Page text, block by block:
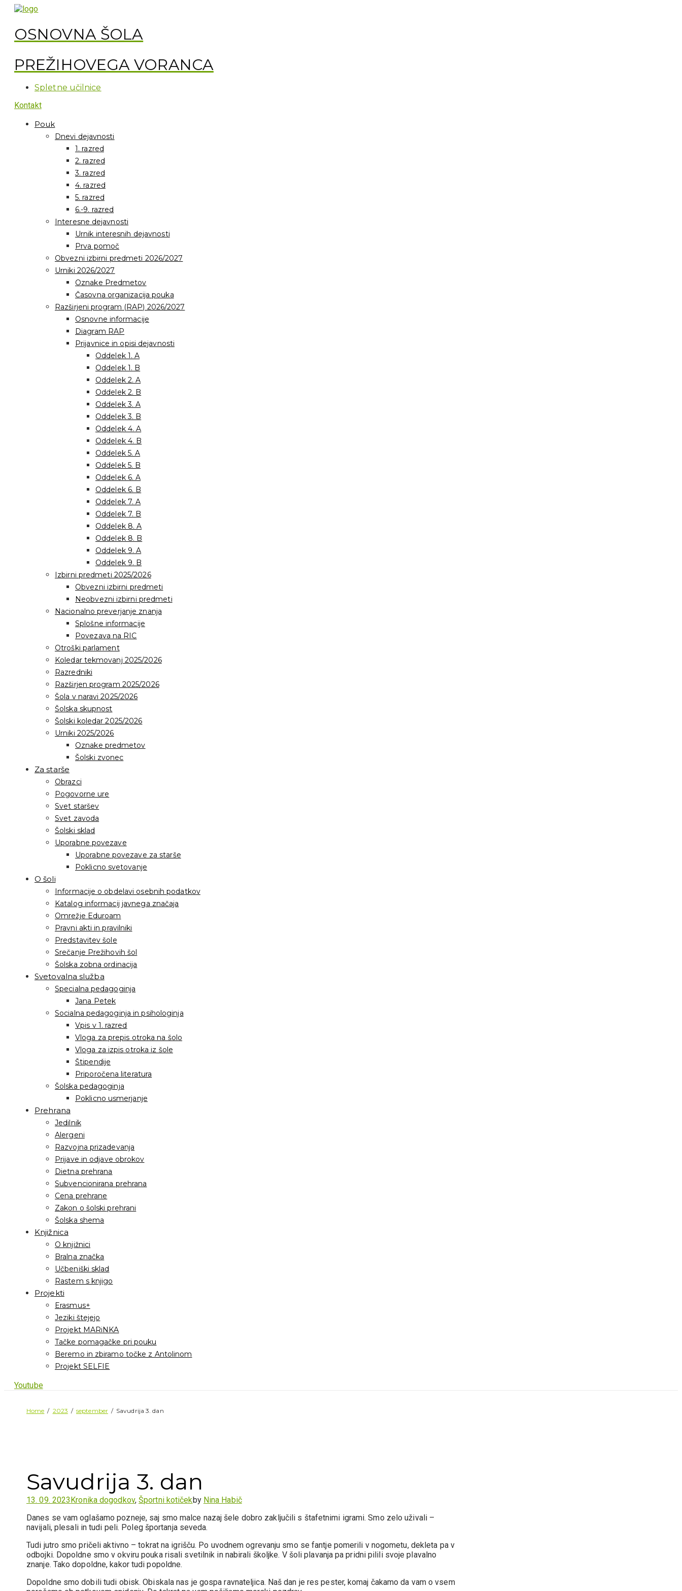
OSNOVNA ŠOLA
PREŽIHOVEGA VORANCA
Spletne učilnice
Kontakt
Pouk
Dnevi dejavnosti
1. razred
2. razred
3. razred
4. razred
5. razred
6.-9. razred
Interesne dejavnosti
Urnik interesnih dejavnosti
Prva pomoč
Obvezni izbirni predmeti 2026/2027
Urniki 2026/2027
Oznake Predmetov
Časovna organizacija pouka
Razširjeni program (RAP) 2026/2027
Osnovne informacije
Diagram RAP
Prijavnice in opisi dejavnosti
Oddelek 1. A
Oddelek 1. B
Oddelek 2. A
Oddelek 2. B
Oddelek 3. A
Oddelek 3. B
Oddelek 4. A
Oddelek 4. B
Oddelek 5. A
Oddelek 5. B
Oddelek 6. A
Oddelek 6. B
Oddelek 7. A
Oddelek 7. B
Oddelek 8. A
Oddelek 8. B
Oddelek 9. A
Oddelek 9. B
Izbirni predmeti 2025/2026
Obvezni izbirni predmeti
Neobvezni izbirni predmeti
Nacionalno preverjanje znanja
Splošne informacije
Povezava na RIC
Otroški parlament
Koledar tekmovanj 2025/2026
Razredniki
Razširjen program 2025/2026
Šola v naravi 2025/2026
Šolska skupnost
Šolski koledar 2025/2026
Urniki 2025/2026
Oznake predmetov
Šolski zvonec
Za starše
Obrazci
Pogovorne ure
Svet staršev
Svet zavoda
Šolski sklad
Uporabne povezave
Uporabne povezave za starše
Poklicno svetovanje
O šoli
Informacije o obdelavi osebnih podatkov
Katalog informacij javnega značaja
Omrežje Eduroam
Pravni akti in pravilniki
Predstavitev šole
Srečanje Prežihovih šol
Šolska zobna ordinacija
Svetovalna služba
Specialna pedagoginja
Jana Petek
Socialna pedagoginja in psihologinja
Vpis v 1. razred
Vloga za prepis otroka na šolo
Vloga za izpis otroka iz šole
Štipendije
Priporočena literatura
Šolska pedagoginja
Poklicno usmerjanje
Prehrana
Jedilnik
Alergeni
Razvojna prizadevanja
Prijave in odjave obrokov
Dietna prehrana
Subvencionirana prehrana
Cena prehrane
Zakon o šolski prehrani
Šolska shema
Knjižnica
O knjižnici
Bralna značka
Učbeniški sklad
Rastem s knjigo
Projekti
Erasmus+
Jeziki štejejo
Projekt MARiNKA
Tačke pomagačke pri pouku
Beremo in zbiramo točke z Antolinom
Projekt SELFIE
Youtube
Home 2023 september Savudrija 3. dan
Savudrija 3. dan
13. 09. 2023Kronika dogodkov,Športni kotičekby Nina Habič
Danes se vam oglašamo pozneje, saj smo malce nazaj šele dobro zaključili s štafetnimi igrami. Smo zelo uživali –
navijali, plesali in tudi peli. Poleg športanja seveda.
Tudi jutro smo pričeli aktivno – tokrat na igrišču. Po uvodnem ogrevanju smo se fantje pomerili v nogometu, dekleta pa v
odbojki. Dopoldne smo v okviru pouka risali svetilnik in nabirali školjke. V šoli plavanja pa pridni pilili svoje plavalno
znanje. Tako dopoldne, kakor tudi popoldne.
Dopoldne smo dobili tudi obisk. Obiskala nas je gospa ravnateljica. Naš dan je res pester, komaj čakamo da vam o vsem